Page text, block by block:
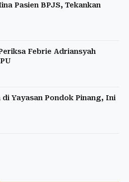
Pasien BPJS, Tekankan
Febrie Adriansyah
di Yayasan Pondok Pinang, Ini